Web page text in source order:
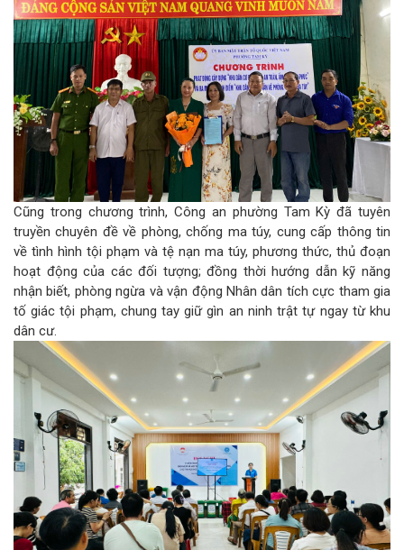
Cũng trong chương trình, Công an phường Tam Kỳ đã tuyên
truyền chuyên đề về phòng, chống ma túy, cung cấp thông tin
về tình hình tội phạm và tệ nạn ma túy, phương thức, thủ đoạn
hoạt động của các đối tượng; đồng thời hướng dẫn kỹ năng
nhận biết, phòng ngừa và vận động Nhân dân tích cực tham gia
tố giác tội phạm, chung tay giữ gìn an ninh trật tự ngay từ khu
dân cư.